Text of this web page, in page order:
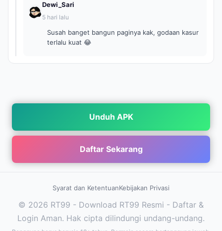
Dewi_Sari
5 hari lalu
Susah banget bangun paginya kak, godaan kasur
terlalu kuat 😂
Unduh APK
Daftar Sekarang
Syarat dan KetentuanKebijakan Privasi
© 2026 RT99 - Download RT99 Resmi - Daftar &
Login Aman. Hak cipta dilindungi undang-undang.